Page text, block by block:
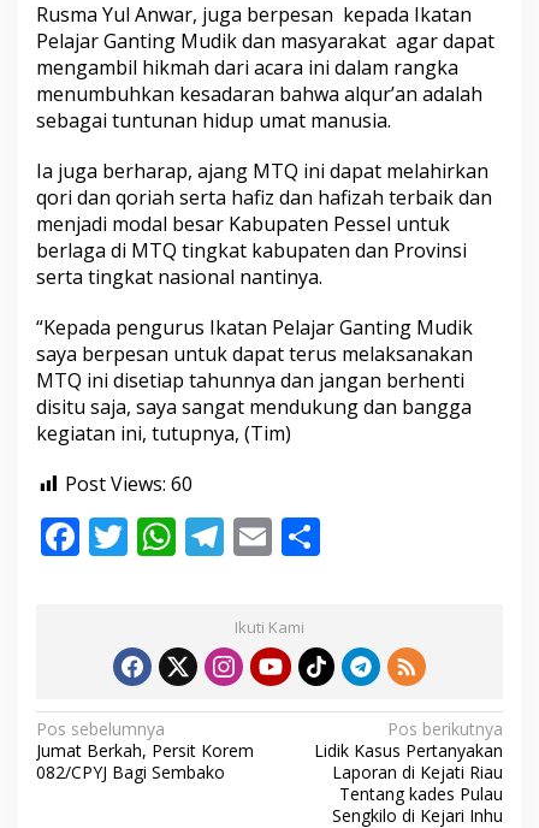
n
w
a
r
Rusma Yul Anwar, juga berpesan kepada Ikatan
Pelajar Ganting Mudik dan masyarakat agar dapat
mengambil hikmah dari acara ini dalam rangka
menumbuhkan kesadaran bahwa alqur’an adalah
sebagai tuntunan hidup umat manusia.
Ia juga berharap, ajang MTQ ini dapat melahirkan
qori dan qoriah serta hafiz dan hafizah terbaik dan
menjadi modal besar Kabupaten Pessel untuk
berlaga di MTQ tingkat kabupaten dan Provinsi
serta tingkat nasional nantinya.
“Kepada pengurus Ikatan Pelajar Ganting Mudik
saya berpesan untuk dapat terus melaksanakan
MTQ ini disetiap tahunnya dan jangan berhenti
disitu saja, saya sangat mendukung dan bangga
kegiatan ini, tutupnya, (Tim)
Post Views: 60
F
o
k
T
er
W
s
A
p
p
T
e
gr
a
m
E
ai
l e
Ikuti Kami
N
a
Pos sebelumnya
Jumat Berkah, Persit Korem
082/CPYJ Bagi Sembako
Pos berikutnya
Lidik Kasus Pertanyakan
Laporan di Kejati Riau
Tentang kades Pulau
Sengkilo di Kejari Inhu